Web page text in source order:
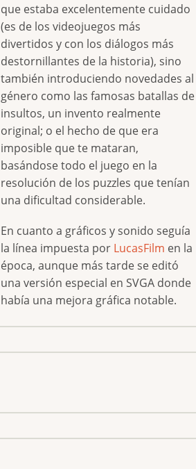
que estaba excelentemente cuidado
(es de los videojuegos más
divertidos y con los diálogos más
destornillantes de la historia), sino
también introduciendo novedades al
género como las famosas batallas de
insultos, un invento realmente
original; o el hecho de que era
imposible que te mataran,
basándose todo el juego en la
resolución de los puzzles que tenían
una dificultad considerable.
En cuanto a gráficos y sonido seguía
la línea impuesta por LucasFilm en la
época, aunque más tarde se editó
una versión especial en SVGA donde
había una mejora gráfica notable.